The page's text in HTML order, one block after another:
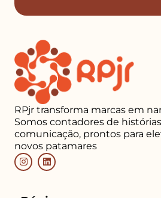
RPjr transforma marcas em
Somos contadores de
comunicação, prontos para
novos patamares